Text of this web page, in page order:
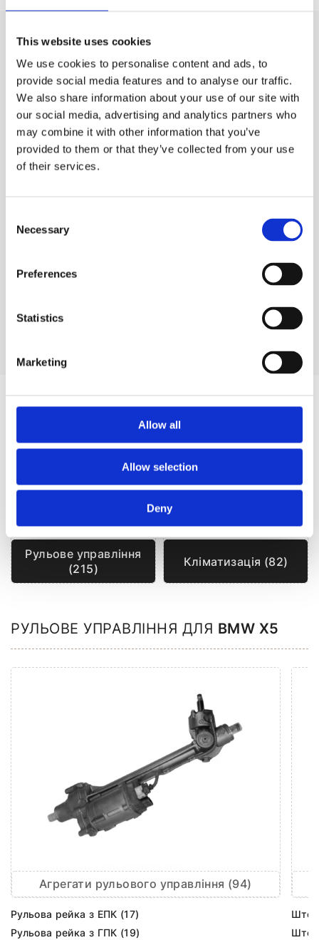
This website uses cookies
We use cookies to personalise content and ads, to
provide social media features and to analyse our traffic.
We also share information about your use of our site with
our social media, advertising and analytics partners who
may combine it with other information that you’ve
provided to them or that they’ve collected from your use
of their services.
Selection
Necessary
Preferences
Statistics
Marketing
Allow all
Allow selection
Deny
ПИЛЬНИК РУЛЬОВОЇ РЕЙКИ ЕПК ДО
BMW X5 ДЛЯ ІНШИХ АВТОМОБІЛІВ
A
ALFA ROMEO
147
A1
A4
ЗАПЧАСТИНИ ДО BMW X5
Рульове управління
(215)
Кліматизація (82)
РУЛЬОВЕ УПРАВЛІННЯ ДЛЯ BMW X5
Агрегати рульового управління (94)
Рульова рейка з ЕПК (17)
Рульова рейка з ГПК (19)
Шток
Шток